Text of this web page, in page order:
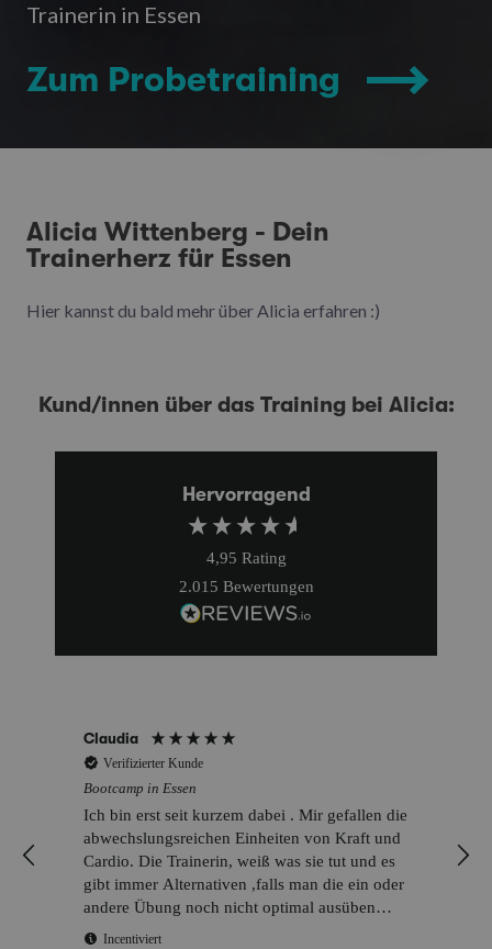
Trainerin in Essen
Zum Probetraining
Alicia Wittenberg - Dein
Trainerherz für Essen
Hier kannst du bald mehr über Alicia erfahren :)
Kund/innen über das Training bei Alicia:
Hervorragend
4,95 Rating
2.015 Bewertungen
Claudia
Verifizierter Kunde
Bootcamp in Essen
Ich bin erst seit kurzem dabei . Mir gefallen die
abwechslungsreichen Einheiten von Kraft und
Cardio. Die Trainerin, weiß was sie tut und es
gibt immer Alternativen ,falls man die ein oder
andere Übung noch nicht optimal ausüben
kann. Absolut empfehlenswert.
Incentiviert